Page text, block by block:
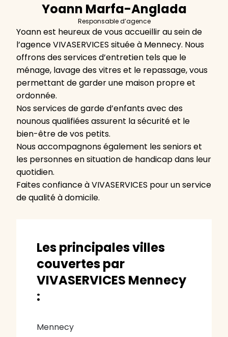
Yoann Marfa-Anglada
Responsable d’agence
Yoann est heureux de vous accueillir au sein de
l’agence VIVASERVICES située à Mennecy. Nous
offrons des services d’entretien tels que le
ménage, lavage des vitres et le repassage, vous
permettant de garder une maison propre et
ordonnée.
Nos services de garde d’enfants avec des
nounous qualifiées assurent la sécurité et le
bien-être de vos petits.
Nous accompagnons également les seniors et
les personnes en situation de handicap dans leur
quotidien.
Faites confiance à VIVASERVICES pour un service
de qualité à domicile.
Les principales villes
couvertes par
VIVASERVICES Mennecy
:
Mennecy